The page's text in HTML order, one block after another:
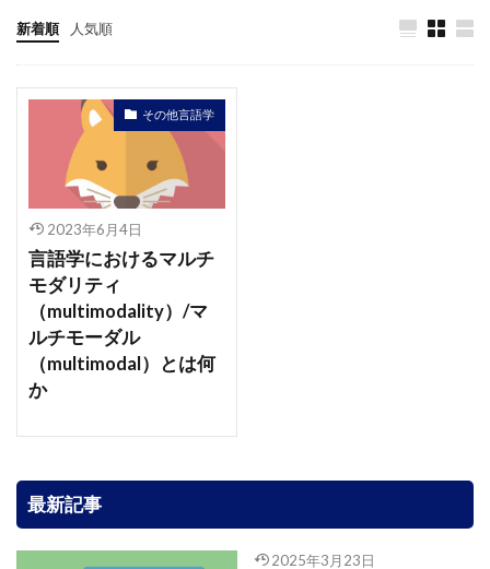
新着順 人気順
その他言語学
2023年6月4日
言語学におけるマルチ
モダリティ
（multimodality）/マ
ルチモーダル
（multimodal）とは何
か
最新記事
2025年3月23日